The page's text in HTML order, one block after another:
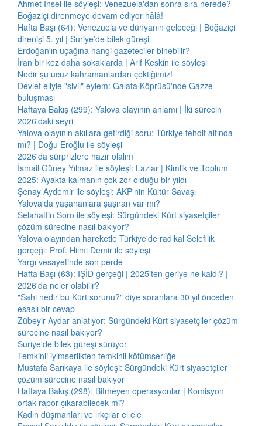
Ahmet İnsel ile söyleşi: Venezuela'dan sonra sıra nerede?
Boğaziçi direnmeye devam ediyor hâlâ!
Hafta Başı (64): Venezuela ve dünyanın geleceği | Boğaziçi
direnişi 5. yıl | Suriye’de bilek güreşi
Erdoğan'ın uçağına hangi gazeteciler binebilir?
İran bir kez daha sokaklarda | Arif Keskin ile söyleşi
Nedir şu ucuz kahramanlardan çektiğimiz!
Devlet eliyle "sivil" eylem: Galata Köprüsü'nde Gazze
buluşması
Haftaya Bakış (299): Yalova olayının anlamı | İki sürecin
2026'daki seyri
Yalova olayının akıllara getirdiği soru: Türkiye tehdit altında
mı? | Doğu Eroğlu ile söyleşi
2026'da sürprizlere hazır olalım
İsmail Güney Yılmaz ile söyleşi: Lazlar | Kimlik ve Toplum
2025: Ayakta kalmanın çok zor olduğu bir yıldı
Şenay Aydemir ile söyleşi: AKP'nin Kültür Savaşı
Yalova'da yaşananlara şaşıran var mı?
Selahattin Soro ile söyleşi: Sürgündeki Kürt siyasetçiler
çözüm sürecine nasıl bakıyor?
Yalova olayından hareketle Türkiye'de radikal Selefilik
gerçeği: Prof. Hilmi Demir ile söyleşi
Yargı vesayetinde son perde
Hafta Başı (63): IŞİD gerçeği | 2025'ten geriye ne kaldı? |
2026'da neler olabilir?
"Sahi nedir bu Kürt sorunu?" diye soranlara 30 yıl önceden
esaslı bir cevap
Zübeyir Aydar anlatıyor: Sürgündeki Kürt siyasetçiler çözüm
sürecine nasıl bakıyor?
Suriye'de bilek güreşi sürüyor
Temkinli iyimserlikten temkinli kötümserliğe
Mustafa Sarıkaya ile söyleşi: Sürgündeki Kürt siyasetçiler
çözüm sürecine nasıl bakıyor
Haftaya Bakış (298): Bitmeyen operasyonlar | Komisyon
ortak rapor çıkarabilecek mi?
Kadın düşmanları ve ırkçılar el ele